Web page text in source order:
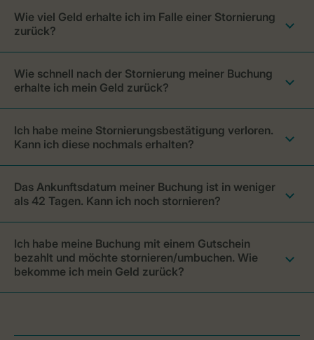
Wie viel Geld erhalte ich im Falle einer Stornierung
zurück?
Wie schnell nach der Stornierung meiner Buchung
erhalte ich mein Geld zurück?
Ich habe meine Stornierungsbestätigung verloren.
Kann ich diese nochmals erhalten?
Das Ankunftsdatum meiner Buchung ist in weniger
als 42 Tagen. Kann ich noch stornieren?
Ich habe meine Buchung mit einem Gutschein
bezahlt und möchte stornieren/umbuchen. Wie
bekomme ich mein Geld zurück?